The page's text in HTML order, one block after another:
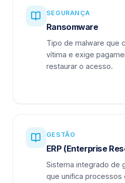
SEGURANÇA
Ransomware
Tipo de malware que
vítima e exige
restaurar o acesso.
GESTÃO
ERP (Enterprise
Sistema integrado de
que unifica processos